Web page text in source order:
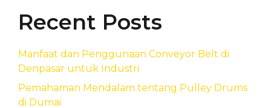
Recent Posts
Manfaat dan Penggunaan Conveyor Belt di
Denpasar untuk Industri
Pemahaman Mendalam tentang Pulley Drums
di Dumai